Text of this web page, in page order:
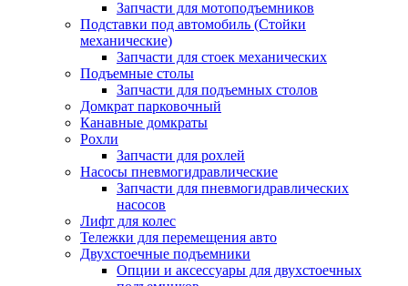
Запчасти для мотоподъемников
Подставки под автомобиль (Стойки
механические)
Запчасти для стоек механических
Подъемные столы
Запчасти для подъемных столов
Домкрат парковочный
Канавные домкраты
Рохли
Запчасти для рохлей
Насосы пневмогидравлические
Запчасти для пневмогидравлических
насосов
Лифт для колес
Тележки для перемещения авто
Двухстоечные подъемники
Опции и аксессуары для двухстоечных